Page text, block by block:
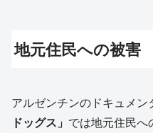
地元住民への被害
アルゼンチンのドキュメン
ドッグス」 では地元住民へ